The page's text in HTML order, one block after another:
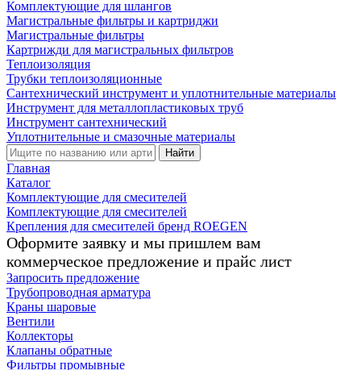
Комплектующие для шлангов
Магистральные фильтры и картриджи
Магистральные фильтры
Картрижди для магистральных фильтров
Теплоизоляция
Трубки теплоизоляционные
Сантехнический инструмент и уплотнительные материалы
Инструмент для металлопластиковых труб
Инструмент сантехнический
Уплотнительные и смазочные материалы
Найти
Главная
Каталог
Комплектующие для смесителей
Комплектующие для смесителей
Крепления для смесителей бренд ROEGEN
Оформите заявку и мы пришлем вам
коммерческое предложение и прайс лист
Запросить предложение
Трубопроводная арматура
Краны шаровые
Вентили
Коллекторы
Клапаны обратные
Фильтры промывные